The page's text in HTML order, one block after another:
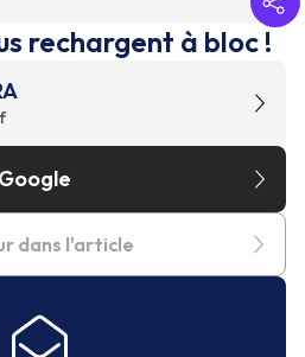
rechargent à bloc !
dans l'article